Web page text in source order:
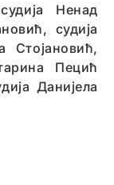
Ненад
судија
Стојановић,
Пецић
Данијела